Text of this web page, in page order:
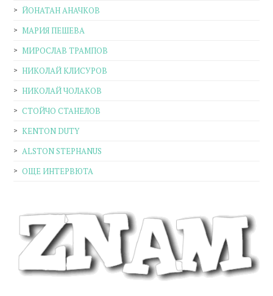
ЙОНАТАН АНАЧКОВ
МАРИЯ ПЕШЕВА
МИРОСЛАВ ТРАМПОВ
НИКОЛАЙ КЛИСУРОВ
НИКОЛАЙ ЧОЛАКОВ
СТОЙЧО СТАНЕЛОВ
KENTON DUTY
ALSTON STEPHANUS
ОЩЕ ИНТЕРВЮТА